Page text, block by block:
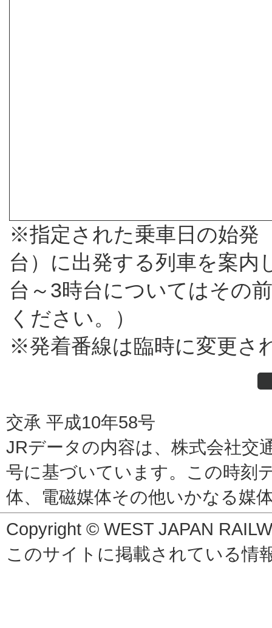
※指定された乗車日の始発
台）に出発する列車を案内
台～3時台についてはその
ください。）
※発着番線は臨時に変更さ
交承 平成10年58号
JRデータの内容は、株式会社交
号に基づいています。この時刻
体、電磁媒体その他いかなる媒
Copyright © WEST JAPAN
このサイトに掲載されている情